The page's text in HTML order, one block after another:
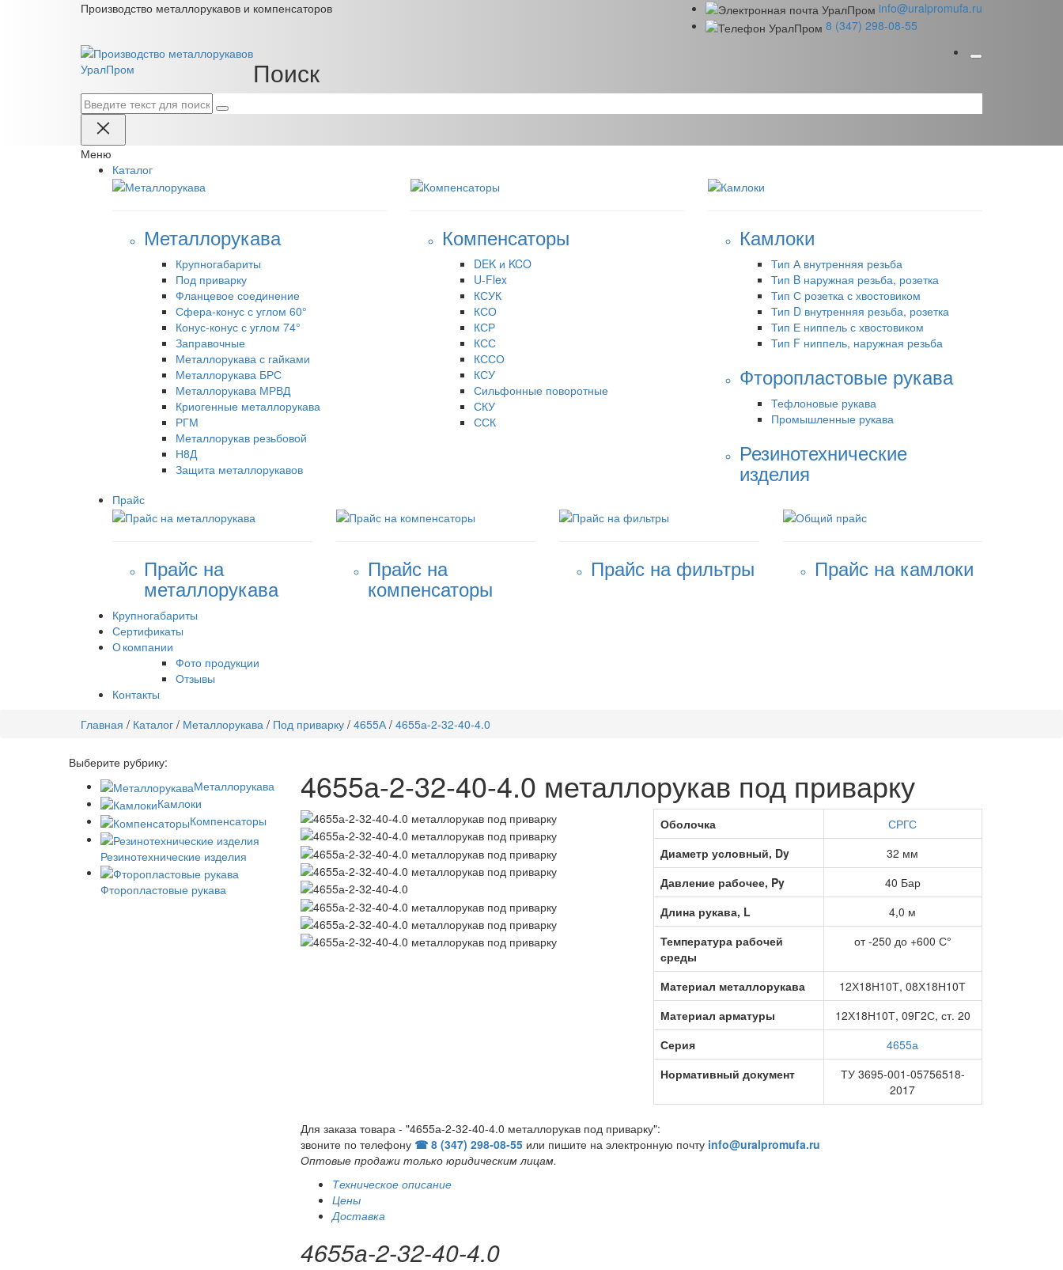
Производство металлорукавов и компенсаторов
info@uralpromufa.ru
8 (347) 298‑08‑55
УралПром Поиск
Меню
Каталог
Металлорукава
Крупногабариты
Под приварку
Фланцевое соединение
Сфера-конус с углом 60°
Конус-конус с углом 74°
Заправочные
Металлорукава с гайками
Металлорукава БРС
Металлорукава МРВД
Криогенные металлорукава
РГМ
Металлорукав резьбовой
Н8Д
Защита металлорукавов
Компенсаторы
DEK и KCO
U-Flex
КСУК
КСО
КСР
КСС
КССО
КСУ
Сильфонные поворотные
СКУ
ССК
Камлоки
Тип А внутренняя резьба
Тип B наружная резьба, розетка
Тип С розетка с хвостовиком
Тип D внутренняя резьба, розетка
Тип Е ниппель с хвостовиком
Тип F ниппель, наружная резьба
Фторопластовые рукава
Тефлоновые рукава
Промышленные рукава
Резинотехнические
изделия
Прайс
Прайс на
металлорукава
Прайс на
компенсаторы
Прайс на фильтры Прайс на камлоки
Крупногабариты
Сертификаты
О компании
Фото продукции
Отзывы
Контакты
Главная / Каталог / Металлорукава / Под приварку / 4655А / 4655а-2-32-40-4.0
Выберите рубрику:
Металлорукава
Камлоки
Компенсаторы
Резинотехнические изделия
Фторопластовые рукава
4655а-2-32-40-4.0 металлорукав под приварку
Оболочка
СРГС
Диаметр условный, Dy
32 мм
Давление рабочее, Py
40 Бар
Длина рукава, L
4,0 м
Температура рабочей
среды
от -250 до +600 С°
Материал металлорукава
12Х18Н10Т, 08Х18Н10Т
Материал арматуры
12Х18Н10Т, 09Г2С, ст. 20
Серия
4655а
Нормативный документ
ТУ 3695-001-05756518-
2017
Для заказа товара - "4655а-2-32-40-4.0 металлорукав под приварку":
звоните по телефону ☎ 8 (347) 298‑08‑55или пишите на электронную почту info@uralpromufa.ru
Оптовые продажи только юридическим лицам.
Техническое описание
Цены
Доставка
4655а-2-32-40-4.0